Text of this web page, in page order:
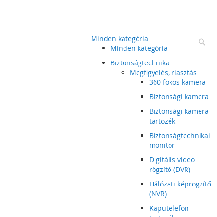
Minden kategória
Minden kategória
Biztonságtechnika
Megfigyelés, riasztás
360 fokos kamera
Biztonsági kamera
Biztonsági kamera
tartozék
Biztonságtechnikai
monitor
Digitális video
rögzítő (DVR)
Hálózati képrögzítő
(NVR)
Kaputelefon